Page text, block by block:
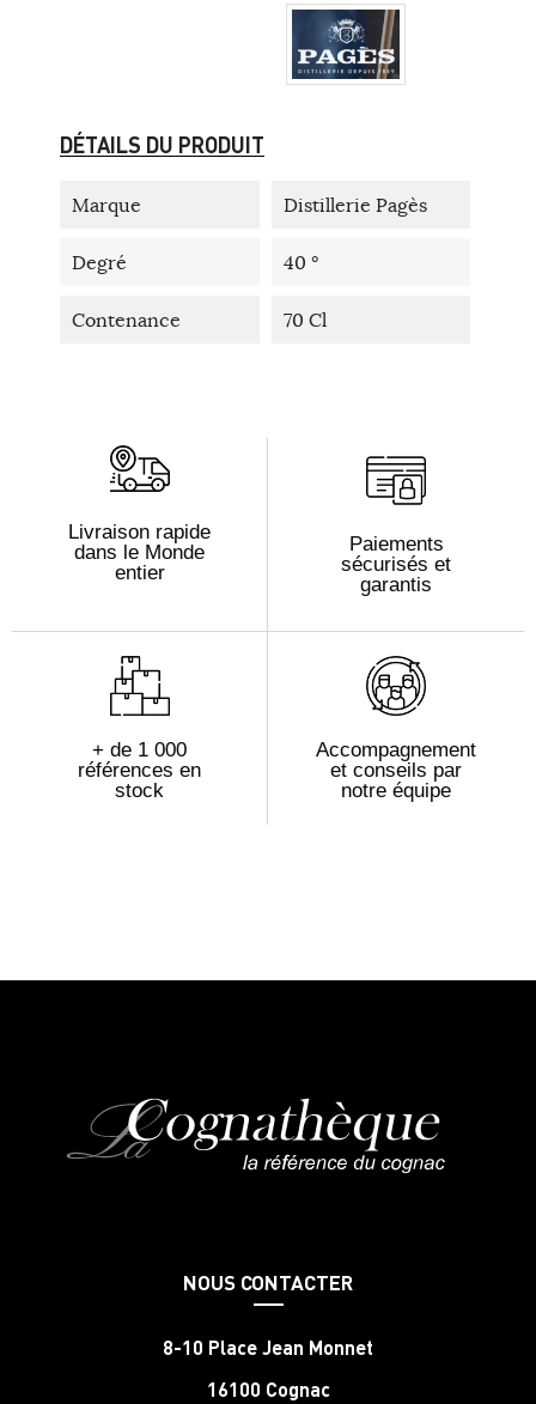
DÉTAILS DU PRODUIT
Marque Distillerie Pagès
Degré 40 °
Contenance 70 Cl
Livraison rapide
dans le Monde
entier
Paiements
sécurisés et
garantis
+ de 1 000
références en
stock
Accompagnement
et conseils par
notre équipe
NOUS CONTACTER
8-10 Place Jean Monnet
16100 Cognac